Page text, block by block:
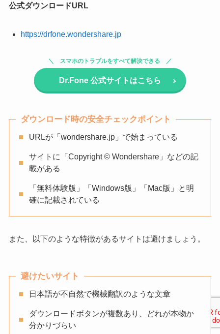
公式ダウンロードURL
https://drfone.wondershare.jp
スマホのトラブルをすべて解決できる
Dr.Fone公式サイトはこちら
ダウンロード時の安全チェックポイント
URLが「wondershare.jp」で始まっている
サイトに「Copyright © Wondershare」などの記
載がある
「無料体験版」「Windows版」「Mac版」と明
確に記載されている
また、以下のような特徴があるサイトは避けましょう。
避けたいサイト
日本語が不自然で機械翻訳のような文章
ダウンロードボタンが複数あり、どれが本物か
分かりづらい